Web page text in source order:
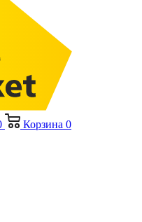
Корзина 0